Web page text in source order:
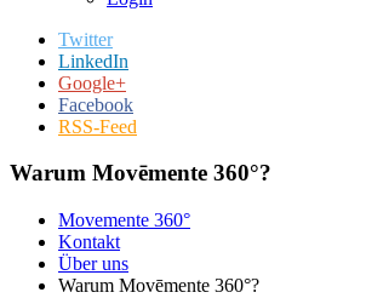
Twitter
LinkedIn
Google+
Facebook
RSS-Feed
Warum Movēmente 360°?
Movemente 360°
Kontakt
Über uns
Warum Movēmente 360°?